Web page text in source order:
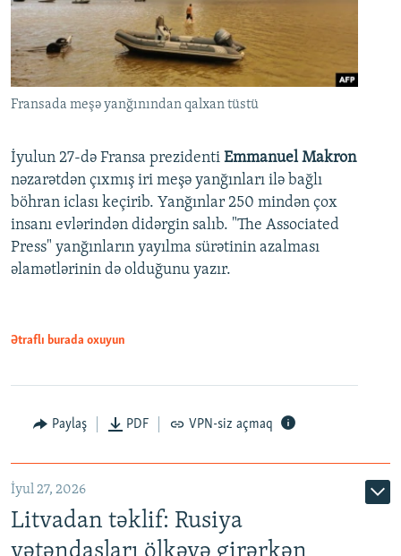
Fransada meşə yanğınından qalxan tüstü
İyulun 27-də Fransa prezidenti Emmanuel Makron
nəzarətdən çıxmış iri meşə yanğınları ilə bağlı
böhran iclası keçirib. Yanğınlar 250 mindən çox
insanı evlərindən didərgin salıb. "The Associated
Press" yanğınların yayılma sürətinin azalması
əlamətlərinin də olduğunu yazır.
Ətraflı burada oxuyun
Paylaş PDF VPN-siz açmaq
İyul 27, 2026
Litvadan təklif: Rusiya